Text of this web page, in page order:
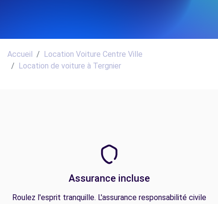
Accueil
Location Voiture Centre Ville
Location de voiture à Tergnier
Assurance incluse
Roulez l'esprit tranquille. L'assurance responsabilité civile